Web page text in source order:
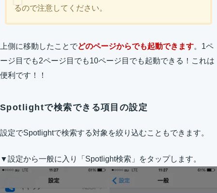
るので注意してください。
上側に移動したことでどのページからでも起動できます。1ペ
ージ目でも2ページ目でも10ページ目でも起動できる！これは
便利です！！
Spotlightで検索できる項目の設定
設定でSpotlightで検索する対象を絞り込むこともできます。
▼設定から一般に入り「Spotlight検索」をタップします。